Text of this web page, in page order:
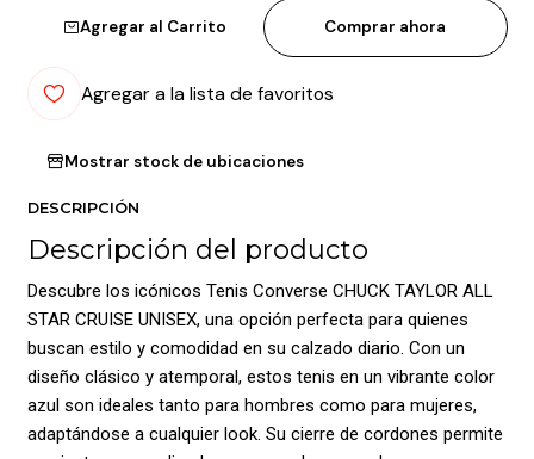
Agregar al Carrito Comprar ahora
Agregar a la lista de favoritos
Mostrar stock de ubicaciones
DESCRIPCIÓN
Descripción del producto
Descubre los icónicos Tenis Converse CHUCK TAYLOR ALL
STAR CRUISE UNISEX, una opción perfecta para quienes
buscan estilo y comodidad en su calzado diario. Con un
diseño clásico y atemporal, estos tenis en un vibrante color
azul son ideales tanto para hombres como para mujeres,
adaptándose a cualquier look. Su cierre de cordones permite